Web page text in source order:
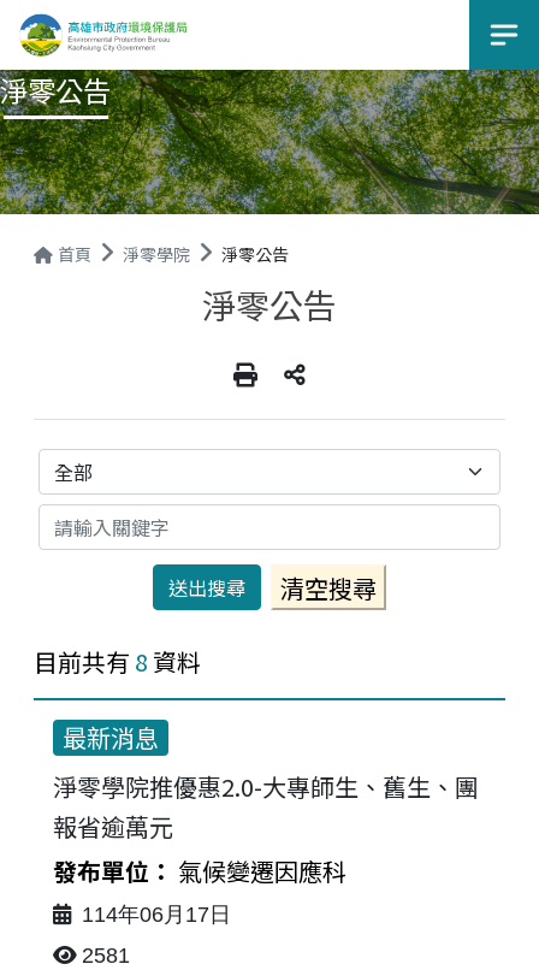
選
淨零公告
首頁 淨零學院 淨零公告
淨零公告
分類
關鍵字
目前共有 8 資料
最新消息
淨零學院推優惠2.0-大專師生、舊生、團
報省逾萬元
氣候變遷因應科
114年06月17日
2581